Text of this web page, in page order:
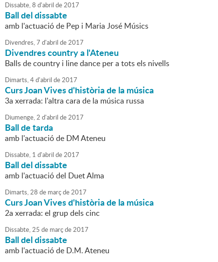
Dissabte,8 d'abril de2017
Ball del dissabte
amb l'actuació de Pep i Maria José Músics
Divendres,7 d'abril de2017
Divendres country a l'Ateneu
Balls de country i line dance per a tots els nivells
Dimarts,4d'abril de2017
Curs Joan Vives d'història de la música
3a xerrada: l'altra cara de la música russa
Diumenge,2 d'abril de2017
Ball de tarda
amb l'actuació de DM Ateneu
Dissabte, 1 d'abril de2017
Ball del dissabte
amb l'actuació del Duet Alma
Dimarts,28 de marçde2017
Curs Joan Vives d'història de la música
2a xerrada: el grup dels cinc
Dissabte,25 de marçde2017
Ball del dissabte
amb l'actuació de D.M. Ateneu